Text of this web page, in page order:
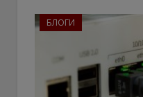
БЛОГИ